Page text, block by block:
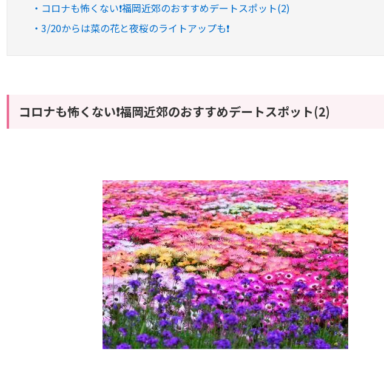
コロナも怖くない❗️福岡近郊のおすすめデートスポット(2)
3/20からは菜の花と夜桜のライトアップも❗️
コロナも怖くない❗️福岡近郊のおすすめデートスポット(2)